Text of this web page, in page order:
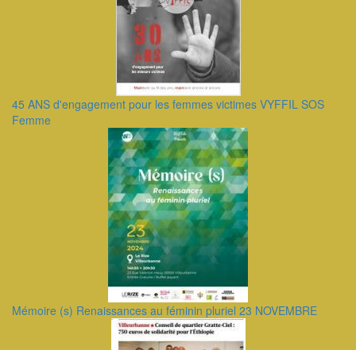
45 ANS d'engagement pour les femmes victimes VYFFIL SOS
Femme
Mémoire (s) Renaissances au féminin pluriel 23 NOVEMBRE